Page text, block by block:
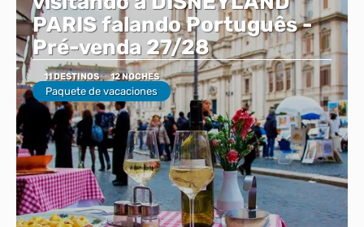
PARIS falando Português -
Pré-venda 27/28
11 DESTINOS 12 NOCHES
Paquete de vacaciones